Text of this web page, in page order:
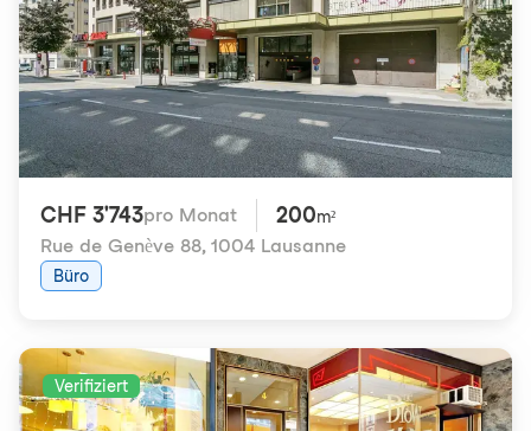
CHF 3'743pro Monat 200m²
Rue de Genève 88, 1004 Lausanne
Büro
Verifiziert